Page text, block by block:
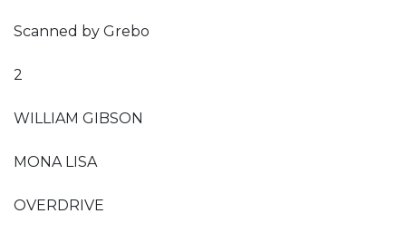
Scanned by Grebo
2
WILLIAM GIBSON
MONA LISA
OVERDRIVE